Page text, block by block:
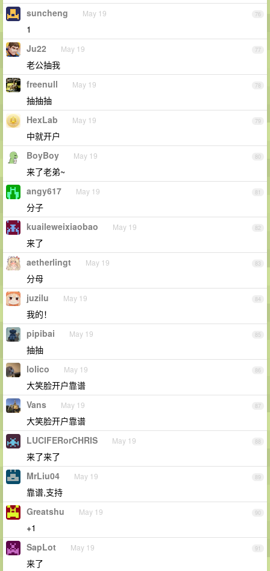
76
suncheng May 19
1
77
Ju22 May 19
老公抽我
78
freenull May 19
抽抽抽
79
HexLab May 19
中就开户
80
BoyBoy May 19
来了老弟~
81
angy617 May 19
分子
82
kuaileweixiaobao May 19
来了
83
aetherlingt May 19
分母
84
juzilu May 19
我的！
85
pipibai May 19
抽抽
86
lolico May 19
大笑脸开户靠谱
87
Vans May 19
大笑脸开户靠谱
88
LUCIFERorCHRIS May 19
来了来了
89
MrLiu04 May 19
靠谱,支持
90
Greatshu May 19
+1
91
SapLot May 19
来了